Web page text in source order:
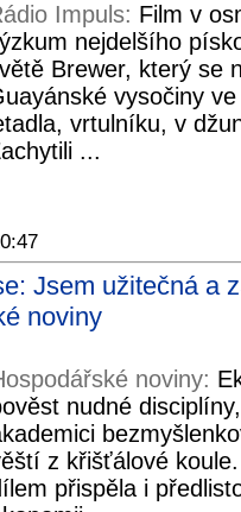
Impuls: Film v
nejdelšího
Brewer, který se
vysočiny
vrtulníku, v
...
Jsem užitečná a
noviny
noviny:
nudné
z křišťálové
přispěla i